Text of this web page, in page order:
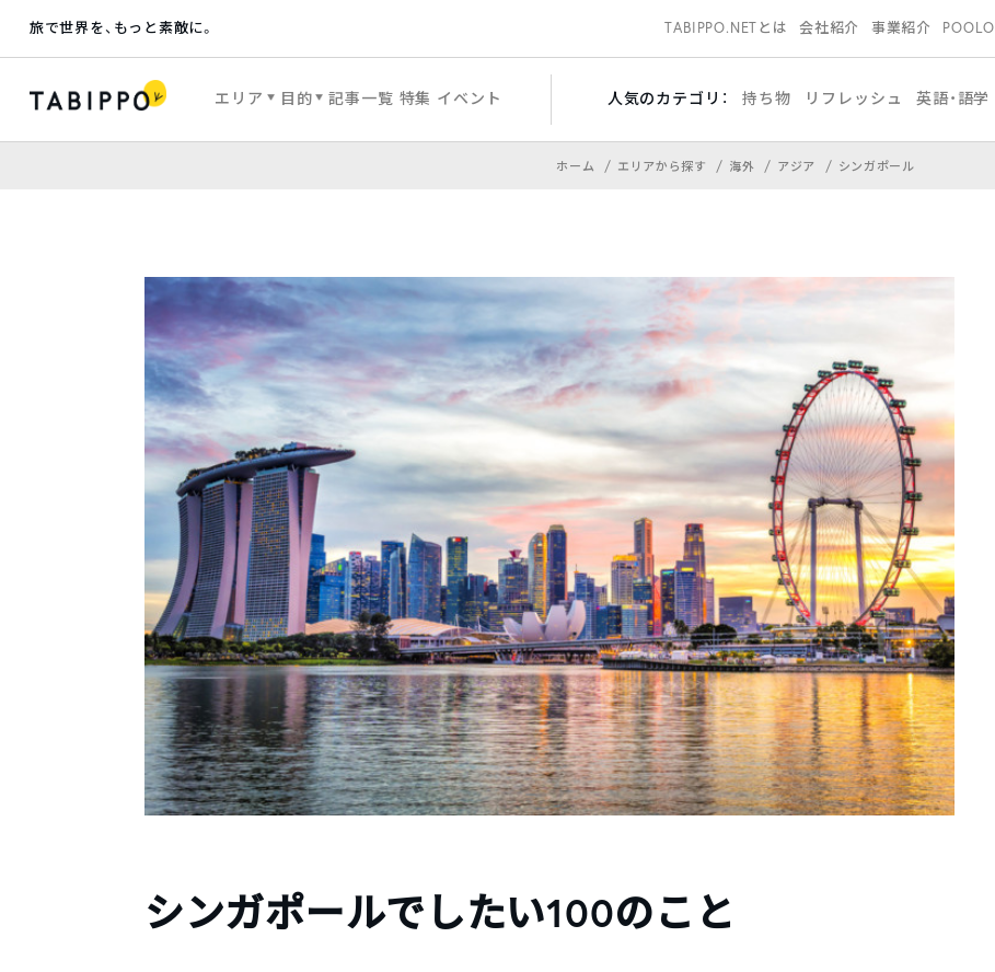
旅で世界を、もっと素敵に。 TABIPPO.NETとは 会社紹介 事業紹介 POOLO
エリア 目的 記事一覧 特集 イベント 人気のカテゴリ： 持ち物 リフレッシュ 英語・語学
ホーム エリアから探す 海外 アジア シンガポール
シンガポールでしたい100のこと